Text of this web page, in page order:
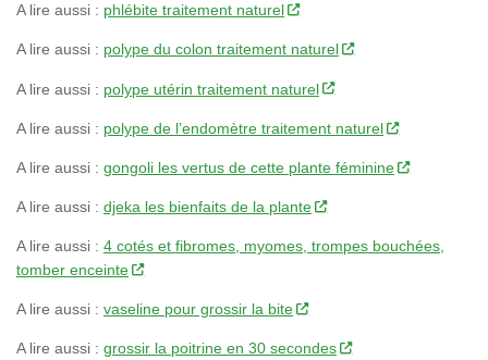
A lire aussi : phlébite traitement naturel
A lire aussi : polype du colon traitement naturel
A lire aussi : polype utérin traitement naturel
A lire aussi : polype de l’endomètre traitement naturel
A lire aussi : gongoli les vertus de cette plante féminine
A lire aussi : djeka les bienfaits de la plante
A lire aussi : 4 cotés et fibromes, myomes, trompes bouchées,
tomber enceinte
A lire aussi : vaseline pour grossir la bite
A lire aussi : grossir la poitrine en 30 secondes